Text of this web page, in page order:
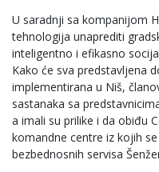
U saradnji sa kompanijom
tehnologija unaprediti
inteligentno i efikasno
Kako će sva predstavljena
implementirana u Niš,
sastanaka sa
a imali su prilike i da obiđu
komandne centre iz kojih
bezbednosnih servisa